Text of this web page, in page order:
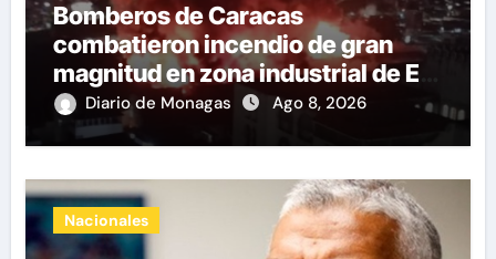
Bomberos de Caracas
combatieron incendio de gran
magnitud en zona industrial de El
Llanito
Diario de Monagas Ago 8, 2026
Nacionales